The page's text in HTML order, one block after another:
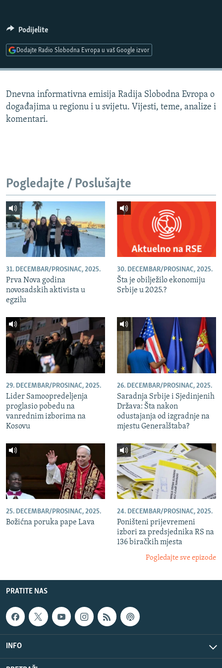
DNEVNO@RSE
SPECIJALI RSE
POPLAVE I KLIZIŠTA U BIH 2024.
TV LIBERTY
SVE KARTE DEJTONA
NASTANAK I RASPAD JUGOSLAVIJE
PRATITE NAS
Sve RFE/RL stranice
Podijelite
Dodajte Radio Slobodna Evropa u vaš Google izvor
Dnevna informativna emisija Radija Slobodna Evropa o
događajima u regionu i u svijetu. Vijesti, teme, analize i
komentari.
Pogledajte / Poslušajte
31. DECEMBAR/PROSINAC, 2025.
Prva Nova godina
novosadskih aktivista u
egzilu
30. DECEMBAR/PROSINAC, 2025.
Šta je obilježilo ekonomiju
Srbije u 2025.?
29. DECEMBAR/PROSINAC, 2025.
Lider Samoopredeljenja
proglasio pobedu na
vanrednim izborima na
Kosovu
26. DECEMBAR/PROSINAC, 2025.
Saradnja Srbije i Sjedinjenih
Država: Šta nakon
odustajanja od izgradnje na
mjestu Generalštaba?
25. DECEMBAR/PROSINAC, 2025.
Božićna poruka pape Lava
24. DECEMBAR/PROSINAC, 2025.
Poništeni prijevremeni
izbori za predsjednika RS na
136 biračkih mjesta
Pogledajte sve epizode
PRATITE NAS
INFO